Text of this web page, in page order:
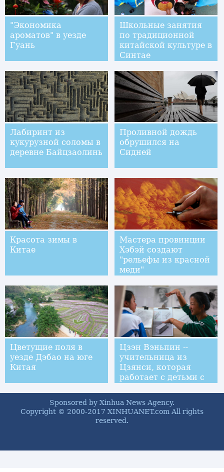
"Экономика
ароматов" в уезде
Гуань
Школьные занятия
по традиционной
китайской культуре в
Синтае
Лабиринт из
кукурузной соломы в
деревне Байцзаолинь
Проливной дождь
обрушился на
Сидней
Красота зимы в
Китае
Мастера провинции
Хэбэй создают
"рельефы из красной
меди"
Цветущие поля в
уезде Дэбао на юге
Китая
Цзэн Вэньпин --
учительница из
Цзянси, которая
работает с детьми с
Sponsored by Xinhua News Agency.
Copyright © 2000-2017 XINHUANET.com All rights
reserved.